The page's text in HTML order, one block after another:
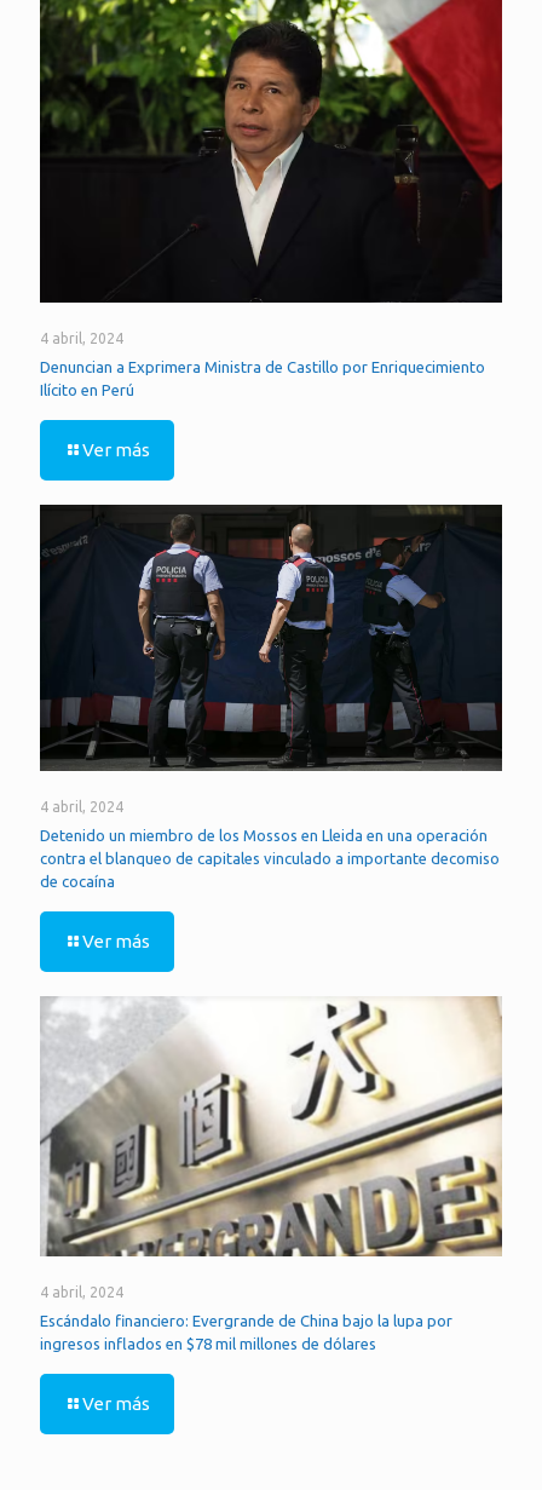
4 abril, 2024
Denuncian a Exprimera Ministra de Castillo por Enriquecimiento
Ilícito en Perú
Ver más
4 abril, 2024
Detenido un miembro de los Mossos en Lleida en una operación
contra el blanqueo de capitales vinculado a importante decomiso
de cocaína
Ver más
4 abril, 2024
Escándalo financiero: Evergrande de China bajo la lupa por
ingresos inflados en $78 mil millones de dólares
Ver más